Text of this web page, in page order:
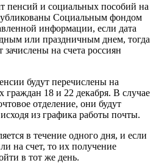
пенсий и социальных пособий на
Социальным фондом
информации, если дата
или праздничным днем, тогда
на счета россиян
будут перечислены на
18 и 22 декабря. В случае
отделение, они будут
из графика работы почты.
в течение одного дня, и если
на счет, то их получение
в тот же день.